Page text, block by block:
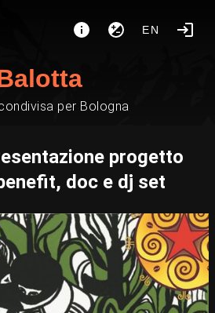
EN
per Bologna
progetto
doc e dj set